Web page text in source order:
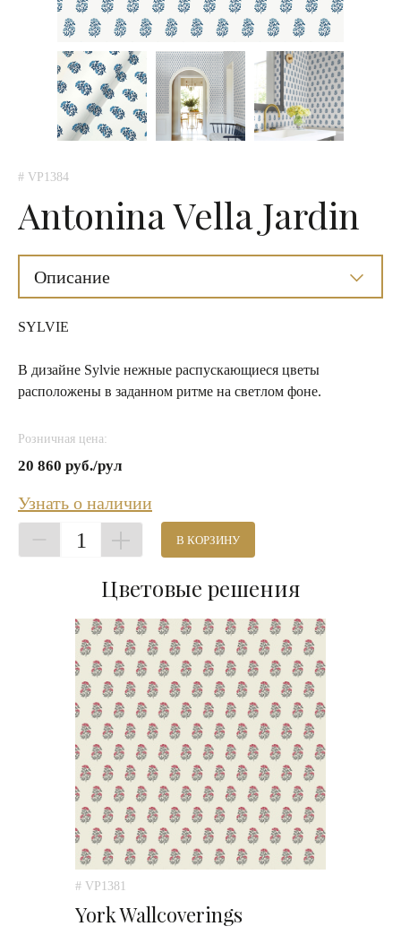
# VP1384
Antonina Vella Jardin
Описание
SYLVIE
В дизайне Sylvie нежные распускающиеся цветы
расположены в заданном ритме на светлом фоне.
Розничная цена:
20 860 руб./рул
Узнать о наличии
1 В КОРЗИНУ
Цветовые решения
# VP1381
York Wallcoverings